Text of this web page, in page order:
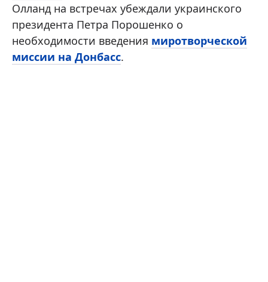
Олланд на встречах убеждали украинского
президента Петра Порошенко о
необходимости введения миротворческой
миссии на Донбасс.